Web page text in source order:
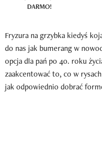
DARMO!
Fryzura na grzybka kiedyś
do nas jak bumerang w
opcja dla pań po 40. roku
zaakcentować to, co w
jak odpowiednio dobrać